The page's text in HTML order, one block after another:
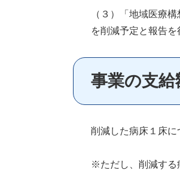
（３）「地域医療
を削減予定と報告
事業の支給
削減した病床１床に
※ただし、削減する